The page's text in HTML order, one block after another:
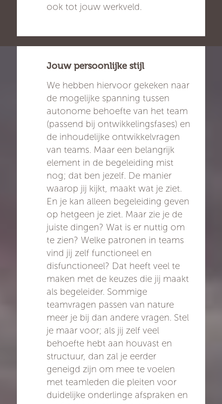
ook tot jouw werkveld.
Jouw persoonlijke stijl
We hebben hiervoor gekeken naar
de mogelijke spanning tussen
autonome behoefte van het team
(passend bij ontwikkelingsfases) en
de inhoudelijke ontwikkelvragen
van teams. Maar een belangrijk
element in de begeleiding mist
nog; dat ben jezelf. De manier
waarop jij kijkt, maakt wat je ziet.
En je kan alleen begeleiding geven
op hetgeen je ziet. Maar zie je de
juiste dingen? Wat is er nuttig om
te zien? Welke patronen in teams
vind jij zelf functioneel en
disfunctioneel? Dat heeft veel te
maken met de keuzes die jij maakt
als begeleider. Sommige
teamvragen passen van nature
meer je bij dan andere vragen. Stel
je maar voor; als jij zelf veel
behoefte hebt aan houvast en
structuur, dan zal je eerder
geneigd zijn om mee te voelen
met teamleden die pleiten voor
duidelijke onderlinge afspraken en